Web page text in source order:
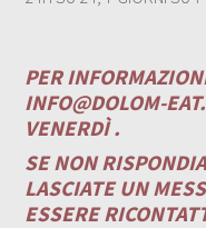
PER
INFO@DOLOM-
VENERDÌ .
SE NON
LASCIATE UN
ESSERE